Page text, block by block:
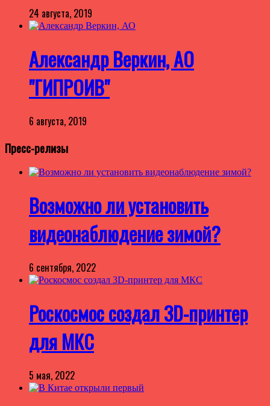
24 августа, 2019
Александр Веркин, АО
"ГИПРОИВ"
6 августа, 2019
Пресс-релизы
Возможно ли установить
видеонаблюдение зимой?
6 сентября, 2022
Роскосмос создал 3D-принтер
для МКС
5 мая, 2022